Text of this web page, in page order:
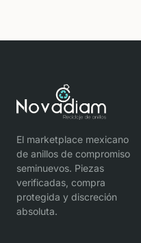
El marketplace mexicano
de anillos de compromiso
seminuevos. Piezas
verificadas, compra
protegida y discreción
absoluta.